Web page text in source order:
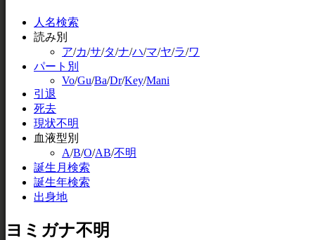
人名検索
読み別
ア/カ/サ/タ/ナ/ハ/マ/ヤ/ラ/ワ
パート別
Vo/Gu/Ba/Dr/Key/Mani
引退
死去
現状不明
血液型別
A/B/O/AB/不明
誕生月検索
誕生年検索
出身地
ヨミガナ不明